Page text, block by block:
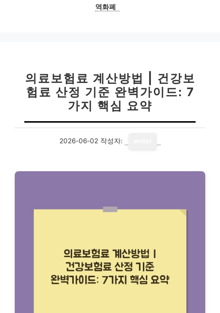
역화폐
의료보험료 계산방법 | 건강보
험료 산정 기준 완벽가이드: 7
가지 핵심 요약
2026-06-02 작성자: